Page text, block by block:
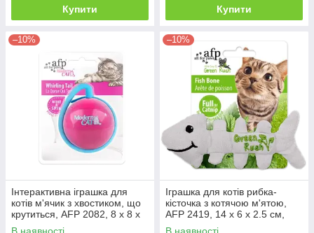
Купити Купити
–10%
Інтерактивна іграшка для
котів м'ячик з хвостиком, що
крутиться, AFP 2082, 8 x 8 x
42 см
–10%
Іграшка для котів рибка-
кісточка з котячою м'ятою,
AFP 2419, 14 x 6 x 2.5 см,
білий